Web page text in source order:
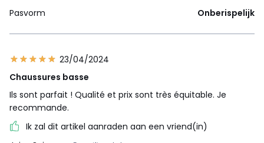
Pasvorm Onberispelijk
23/04/2024
Chaussures basse
Ils sont parfait ! Qualité et prix sont très équitable. Je
recommande.
Ik zal dit artikel aanraden aan een vriend(in)